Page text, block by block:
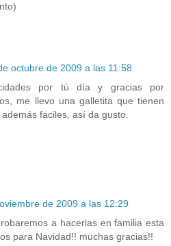
octubre de 2009 a las 11:58
por tú día y gracias por
me llevo una galletita que tienen
faciles, así da gusto.
de 2009 a las 12:29
a hacerlas en familia esta
para Navidad!! muchas gracias!!